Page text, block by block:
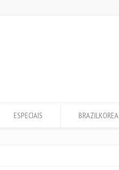
ESPECIAIS BRAZILKOREA